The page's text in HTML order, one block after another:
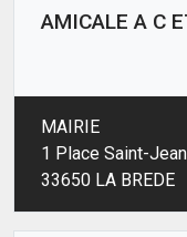
AMICALE A C
MAIRIE
1 Place Saint-Jean
33650 LA BREDE